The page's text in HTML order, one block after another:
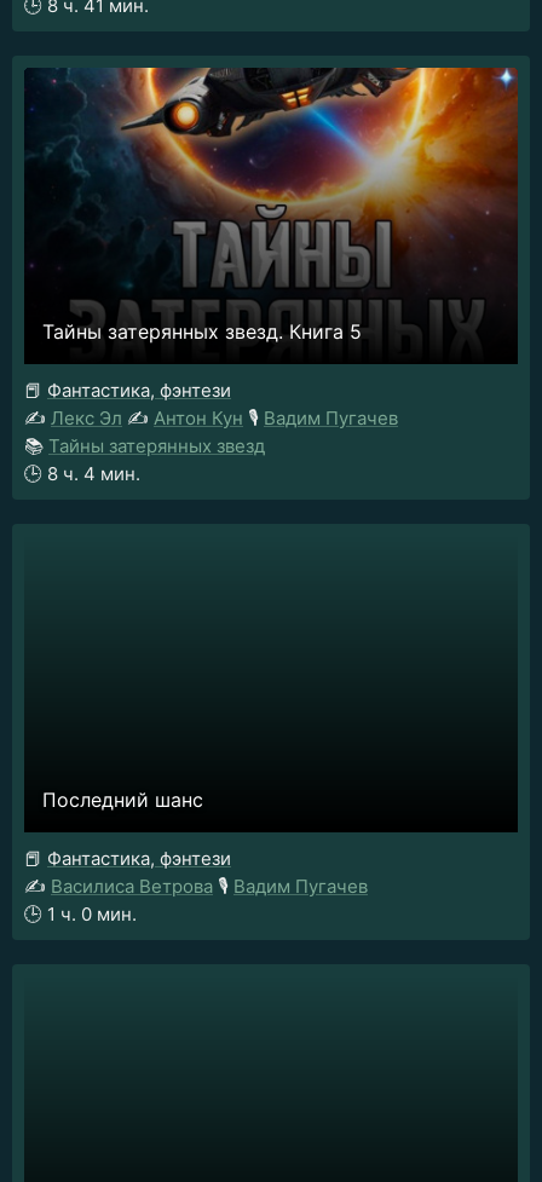
🕒 8 ч. 41 мин.
Тайны затерянных звезд. Книга 5
📕 Фантастика, фэнтези
✍️ Лекс Эл ✍️ Антон Кун 🎙️ Вадим Пугачев
📚 Тайны затерянных звезд
🕒 8 ч. 4 мин.
Последний шанс
📕 Фантастика, фэнтези
✍️ Василиса Ветрова 🎙️ Вадим Пугачев
🕒 1 ч. 0 мин.